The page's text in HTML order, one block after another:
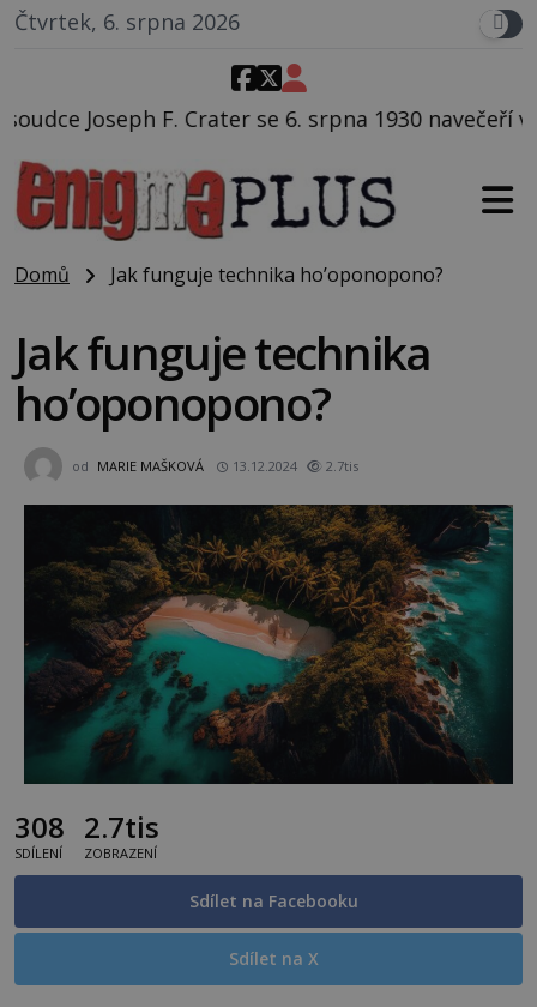
Čtvrtek, 6. srpna 2026
Crater se 6. srpna 1930 navečeří ve své
Domů Jak funguje technika ho’oponopono?
Jak funguje technika
ho’oponopono?
od MARIE MAŠKOVÁ 13.12.2024 2.7tis
308
SDÍLENÍ
2.7tis
ZOBRAZENÍ
Sdílet na Facebooku
Sdílet na X